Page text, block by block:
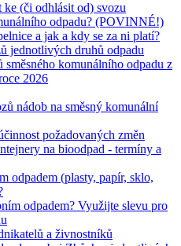
ke (či odhlásit od) svozu
odpadu? (POVINNÉ!)
a jak a kdy se za ni platí?
jednotlivých druhů odpadu
směsného komunálního odpadu z
2026
nádob na směsný komunální
požadovaných změn
na bioodpad - termíny a
odpadem (plasty, papír, sklo,
odpadem? Využijte slevu pro
a živnostníků